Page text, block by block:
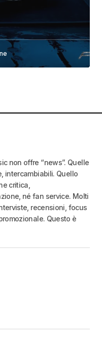
non offre “news”. Quelle
intercambiabili. Quello
critica,
né fan service. Molti
recensioni, focus
Questo è